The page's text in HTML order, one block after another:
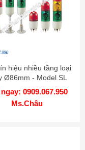
hiệu nhiều tầng loại
Ø86mm - Model SL
0909.067.950
Ms.Châu